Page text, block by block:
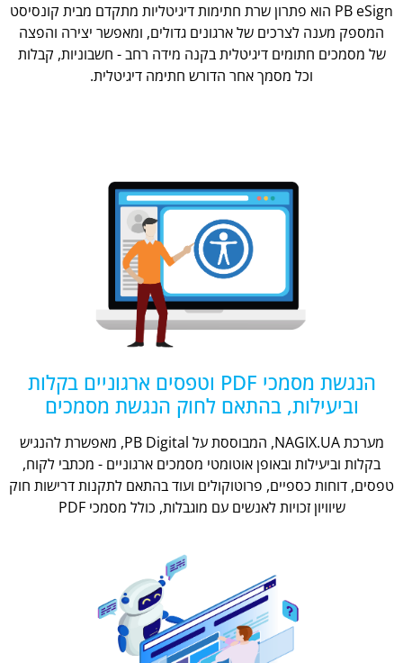
PB eSign הוא פתרון שרת חתימות דיגיטליות מתקדם מבית קונסיסט
המספק מענה לצרכים של ארגונים גדולים, ומאפשר יצירה והפצה
של מסמכים חתומים דיגיטלית בקנה מידה רחב - חשבוניות, קבלות
וכל מסמך אחר הדורש חתימה דיגיטלית.
הנגשת מסמכי PDF וטפסים ארגוניים בקלות
וביעילות, בהתאם לחוק הנגשת מסמכים
מערכת NAGIX.UA, המבוססת על PB Digital, מאפשרת להנגיש
בקלות וביעילות ובאופן אוטומטי מסמכים ארגוניים - מכתבי לקוח,
טפסים, דוחות כספיים, פרוטוקולים ועוד בהתאם לתקנות דרישות חוק
שיוויון זכויות לאנשים עם מוגבלות, כולל מסמכי PDF